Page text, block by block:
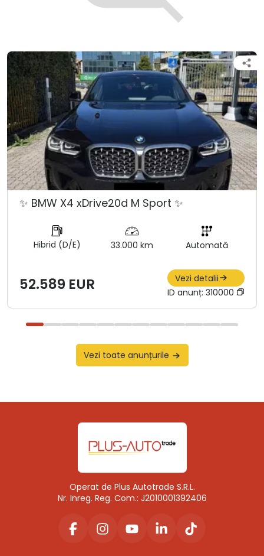
✨ BMW X4 xDrive20d M Sport ✨
Hibrid (D/E) 33.000 km Automată
52.589 EUR
Vezi detalii
ID anunț: 310000
Vezi toate anunțurile
Operat de Plus Autotrade S.R.L.
Nr. Inreg. Reg. Com.: J2010001392406